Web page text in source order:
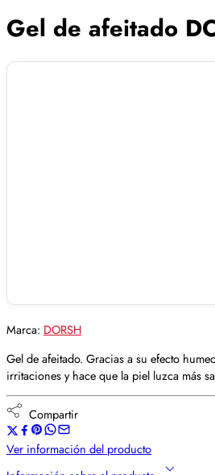
Gel de afeitado
Marca: DORSH
Gel de afeitado. Gracias a su efecto
irritaciones y hace que la piel luzca más
Compartir
Ver información del producto